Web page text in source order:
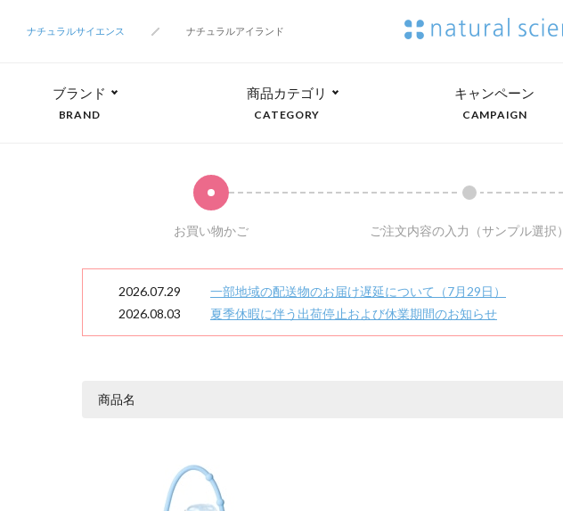
ナチュラルサイエンス
ナチュラルアイランド
ブランド
BRAND
商品カテゴリ
CATEGORY
キャンペーン
CAMPAIGN
お買い物かご ご注文内容の入力 （サンプル選択）
2026.07.29
一部地域の配送物のお届け遅延について（7月29日）
2026.08.03
夏季休暇に伴う出荷停止および休業期間のお知らせ
商品名